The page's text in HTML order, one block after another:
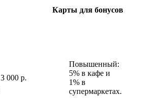
Карты для бонусов
3 000 р.
Повышенный:
5% в кафе и
1% в
супермаркетах.